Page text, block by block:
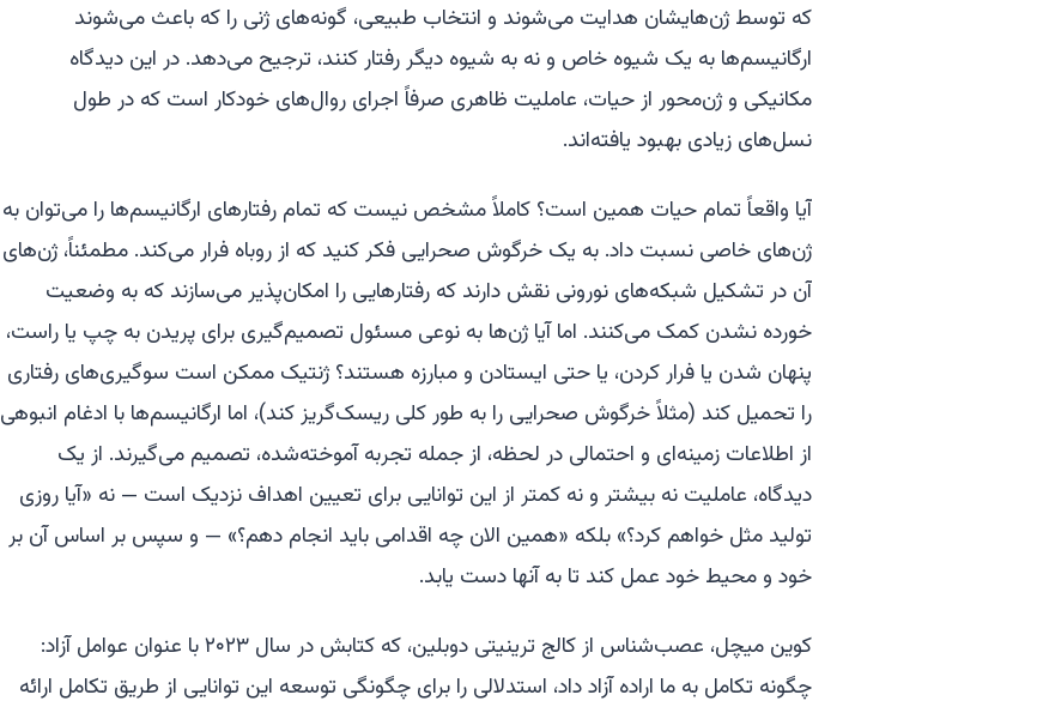
که توسط ژن‌هایشان هدایت می‌شوند و انتخاب طبیعی، گونه‌های ژنی را که باعث می‌شوند
ارگانیسم‌ها به یک شیوه خاص و نه به شیوه دیگر رفتار کنند، ترجیح می‌دهد. در این دیدگاه
مکانیکی و ژن‌محور از حیات، عاملیت ظاهری صرفاً اجرای روال‌های خودکار است که در طول
نسل‌های زیادی بهبود یافته‌اند.
آیا واقعاً تمام حیات همین است؟ کاملاً مشخص نیست که تمام رفتارهای ارگانیسم‌ها را می‌توان به
ژن‌های خاصی نسبت داد. به یک خرگوش صحرایی فکر کنید که از روباه فرار می‌کند. مطمئناً، ژن‌های
آن در تشکیل شبکه‌های نورونی نقش دارند که رفتارهایی را امکان‌پذیر می‌سازند که به وضعیت
خورده نشدن کمک می‌کنند. اما آیا ژن‌ها به نوعی مسئول تصمیم‌گیری برای پریدن به چپ یا راست،
پنهان شدن یا فرار کردن، یا حتی ایستادن و مبارزه هستند؟ ژنتیک ممکن است سوگیری‌های رفتاری
را تحمیل کند (مثلاً خرگوش صحرایی را به طور کلی ریسک‌گریز کند)، اما ارگانیسم‌ها با ادغام انبوهی
از اطلاعات زمینه‌ای و احتمالی در لحظه، از جمله تجربه آموخته‌شده، تصمیم می‌گیرند. از یک
دیدگاه، عاملیت نه بیشتر و نه کمتر از این توانایی برای تعیین اهداف نزدیک است — نه «آیا روزی
تولید مثل خواهم کرد؟» بلکه «همین الان چه اقدامی باید انجام دهم؟» — و سپس بر اساس آن بر
خود و محیط خود عمل کند تا به آنها دست یابد.
کوین میچل، عصب‌شناس از کالج ترینیتی دوبلین، که کتابش در سال ۲۰۲۳ با عنوان
عوامل آزاد:
چگونه تکامل به ما اراده آزاد داد، استدلالی را برای چگونگی توسعه این توانایی از طریق تکامل ارائه